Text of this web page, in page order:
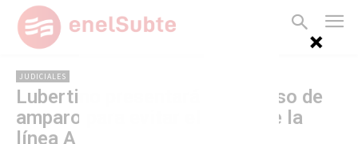
JUDICIALES
Lubertino presentará un recurso de
amparo para evitar el cierre de la
línea A